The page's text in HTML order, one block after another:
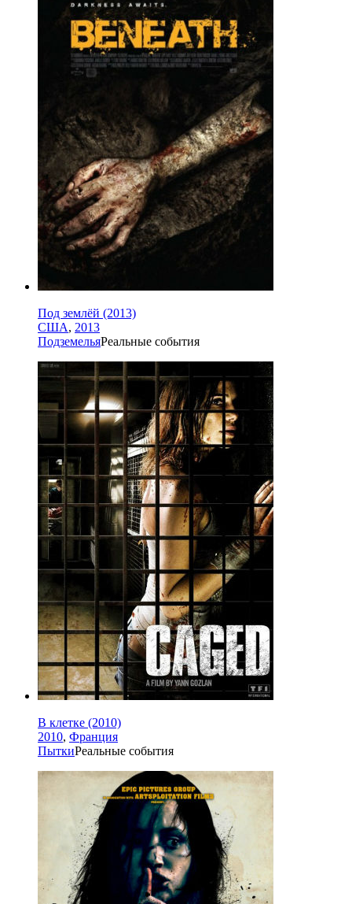
Под землёй (2013)
США, 2013
ПодземельяРеальные события
В клетке (2010)
2010, Франция
ПыткиРеальные события